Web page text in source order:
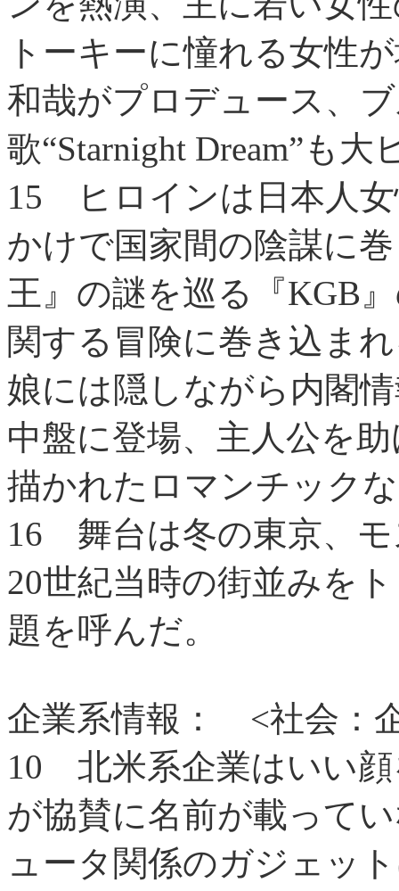
トーキーに憧れる女性
和哉がプロデュース、
歌“Starnight Dream”も大
15 ヒロインは日本人
かけで国家間の陰謀に
王』の謎を巡る『KGB
関する冒険に巻き込ま
娘には隠しながら内閣
中盤に登場、主人公を
描かれたロマンチック
16 舞台は冬の東京、
20世紀当時の街並みを
題を呼んだ。
企業系情報：
<社会：
10 北米系企業はいい
が協賛に名前が載って
ュータ関係のガジェッ